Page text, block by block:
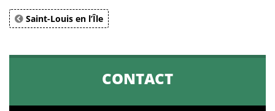
Saint-Louis en l’Île
CONTACT